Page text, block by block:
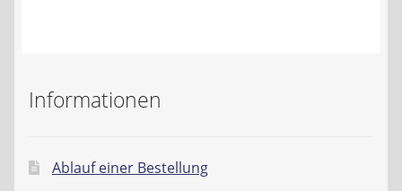
Informationen
Ablauf einer Bestellung